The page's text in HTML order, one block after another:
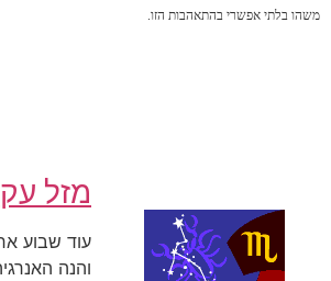
משהו בלתי אפשרי בהתאהבות הזו.
מזל
עוד שבוע
והנה